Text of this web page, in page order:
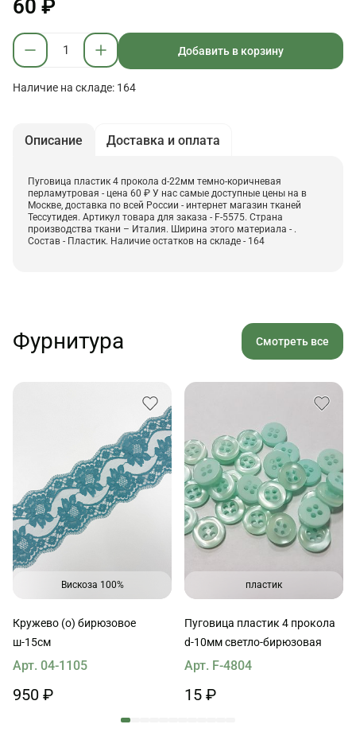
60 ₽
Добавить в корзину
Наличие на складе: 164
Описание Доставка и оплата
Пуговица пластик 4 прокола d-22мм темно-коричневая
перламутровая - цена 60 ₽ У нас самые доступные цены на в
Москве, доставка по всей России - интернет магазин тканей
Тессутидея. Артикул товара для заказа - F-5575. Страна
производства ткани – Италия. Ширина этого материала - .
Состав - Пластик. Наличие остатков на складе - 164
Фурнитура Смотреть все
Вискоза 100%
Кружево (о) бирюзовое
ш-15см
Арт. 04-1105
950 ₽
пластик
Пуговица пластик 4 прокола
d-10мм светло-бирюзовая
Арт. F-4804
15 ₽